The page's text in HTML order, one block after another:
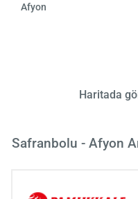
Afyon
Haritada
Safranbolu - Afyon